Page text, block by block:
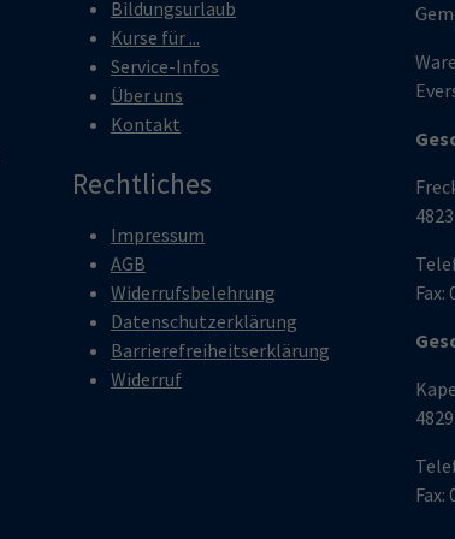
Bildungsurlaub
Kurse für ...
Service-Infos
Über uns
Kontakt
Rechtliches
Impressum
AGB
Widerrufsbelehrung
Datenschutzerklärung
Barrierefreiheitserklärung
Widerruf
Fax:
Fax: